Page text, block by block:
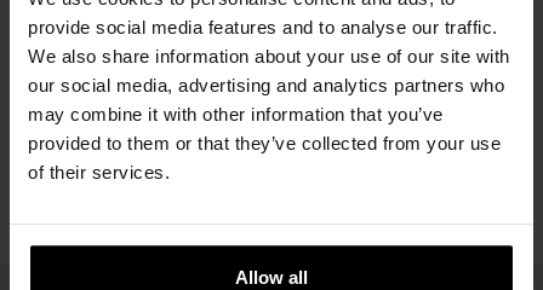
provide social media features and to analyse our traffic.
We also share information about your use of our site with
our social media, advertising and analytics partners who
may combine it with other information that you’ve
provided to them or that they’ve collected from your use
of their services.
Allow all
NOMEX
2948,21 €
2581,67 €
ATOS
2310,76 €
SOFTDURA
2207,17 €